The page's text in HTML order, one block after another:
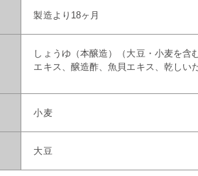
製造より18ヶ月
しょうゆ（本醸造）（大豆・小麦を含
エキス、醸造酢、魚貝エキス、乾しい
小麦
大豆